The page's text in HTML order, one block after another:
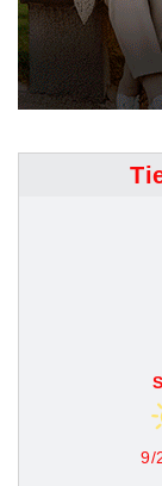
9/